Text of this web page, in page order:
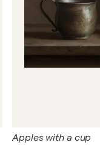
Apples with a cup